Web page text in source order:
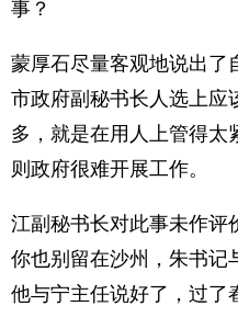
事？
蒙厚石尽量客观地说出了
市政府副秘书长人选上应
多，就是在用人上管得太
则政府很难开展工作。
江副秘书长对此事未作评
你也别留在沙州，朱书记
他与宁主任说好了，过了